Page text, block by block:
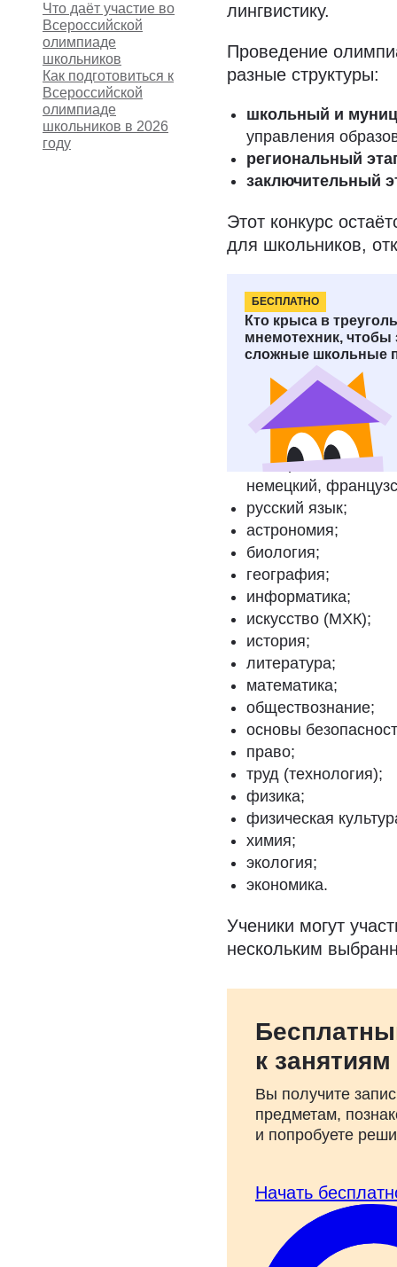
Что даёт участие во
Всероссийской
олимпиаде
школьников
Как подготовиться к
Всероссийской
олимпиаде
школьников в 2026
году
лингвистику.
Проведение
разные структуры:
школьный и
управления
региональный
заключительный
Этот конкурс
для школьников,
БЕСПЛАТНО
Кто крыса в
мнемотехник, чтобы
сложные школьные
По каким
школьников
ВсОШ проводится
иностранные
немецкий,
русский язык;
астрономия;
биология;
география;
информатика;
искусство (МХК);
история;
литература;
математика;
обществознание;
основы
право;
труд (технология);
физика;
физическая
химия;
экология;
экономика.
Ученики могут
нескольким
к
Вы получите
предметам,
и попробуете
Начать